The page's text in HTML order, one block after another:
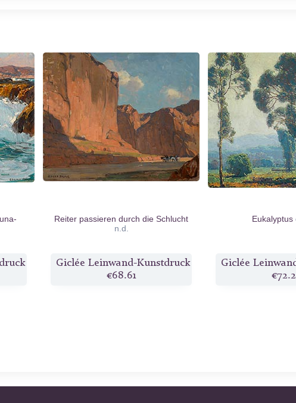
Reiter passieren durch die Schlucht
n.d.
Giclée Leinwand-Kunstdruck
€68.61
Eukalyptus
Giclée